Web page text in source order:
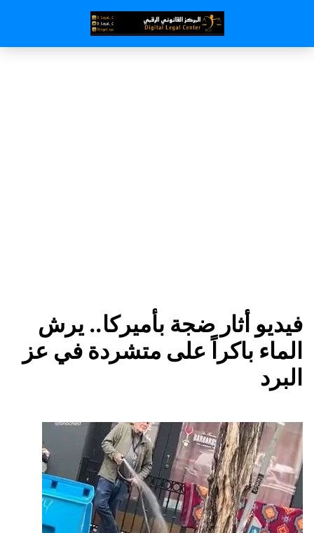
فيديو أثار ضجة بأميركا.. يرش
الماء باكراً على متشردة في عز
البرد